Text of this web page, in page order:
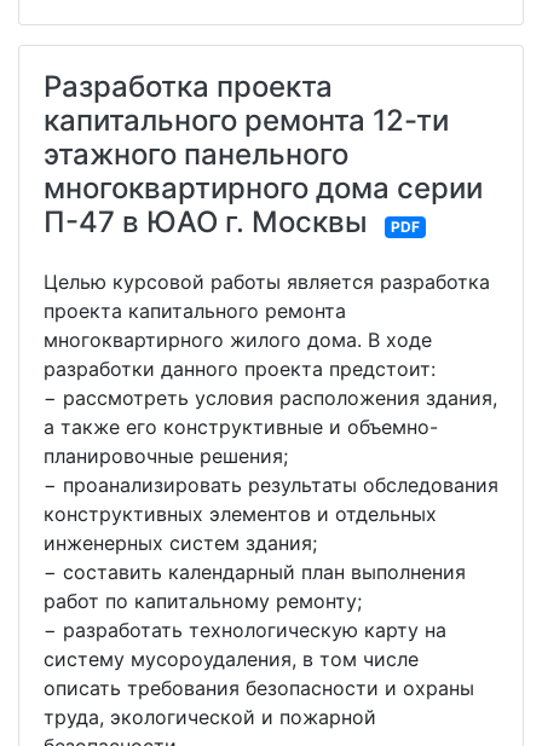
Разработка проекта
капитального ремонта 12-ти
этажного панельного
многоквартирного дома серии
П-47 в ЮАО г. Москвы
PDF
Целью курсовой работы является разработка
проекта капитального ремонта
многоквартирного жилого дома. В ходе
разработки данного проекта предстоит:
− рассмотреть условия расположения здания,
а также его конструктивные и объемно-
планировочные решения;
− проанализировать результаты обследования
конструктивных элементов и отдельных
инженерных систем здания;
− составить календарный план выполнения
работ по капитальному ремонту;
− разработать технологическую карту на
систему мусороудаления, в том числе
описать требования безопасности и охраны
труда, экологической и пожарной